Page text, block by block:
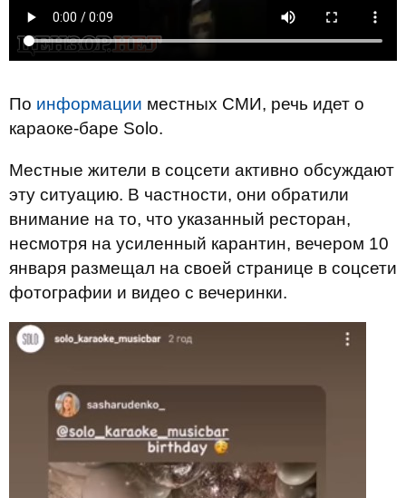
По информации местных СМИ, речь идет о
караоке-баре Solo.
Местные жители в соцсети активно обсуждают
эту ситуацию. В частности, они обратили
внимание на то, что указанный ресторан,
несмотря на усиленный карантин, вечером 10
января размещал на своей странице в соцсети
фотографии и видео с вечеринки.